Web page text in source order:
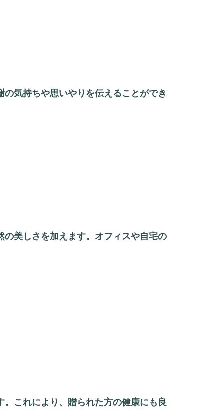
気持ちや思いやりを伝えることができ
美しさを加えます。オフィスや自宅の
これにより、贈られた方の健康にも良